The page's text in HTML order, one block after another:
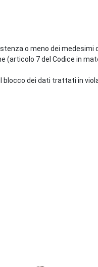
o meno dei medesimi
7 del Codice in
dei dati trattati in